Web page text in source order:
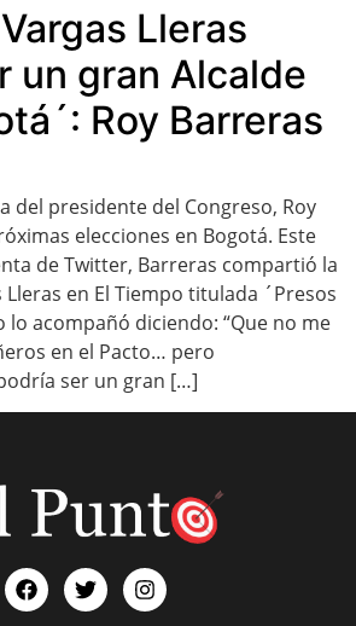
Lleras
un gran Alcalde
Roy Barreras
del presidente del Congreso, Roy
elecciones en Bogotá. Este
de Twitter, Barreras compartió la
en El Tiempo titulada ´Presos
lo acompañó diciendo: “Que no me
en el Pacto… pero
ser un gran […]